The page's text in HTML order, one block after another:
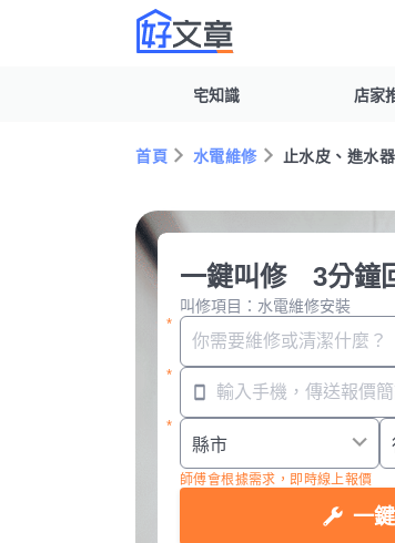
宅知識 店家
首頁 水電維修 止水皮、進水
一鍵叫修 3分鐘
叫修項目：水電維修安裝
師傅會根據需求，即時線上報價
一